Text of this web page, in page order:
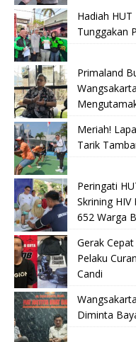
Hadiah
Tunggakan
Primaland
Meriah!
Tarik
Peringati
Skrining
652 Warga
Gerak
Pelaku
Candi
Diminta